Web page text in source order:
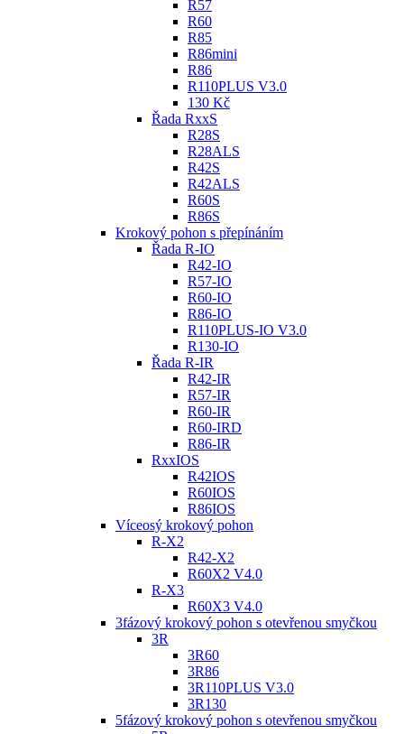
R57
R60
R85
R86mini
R86
R110PLUS V3.0
130 Kč
Řada RxxS
R28S
R28ALS
R42S
R42ALS
R60S
R86S
Krokový pohon s přepínáním
Řada R-IO
R42-IO
R57-IO
R60-IO
R86-IO
R110PLUS-IO V3.0
R130-IO
Řada R-IR
R42-IR
R57-IR
R60-IR
R60-IRD
R86-IR
RxxIOS
R42IOS
R60IOS
R86IOS
Víceosý krokový pohon
R-X2
R42-X2
R60X2 V4.0
R-X3
R60X3 V4.0
3fázový krokový pohon s otevřenou smyčkou
3R
3R60
3R86
3R110PLUS V3.0
3R130
5fázový krokový pohon s otevřenou smyčkou